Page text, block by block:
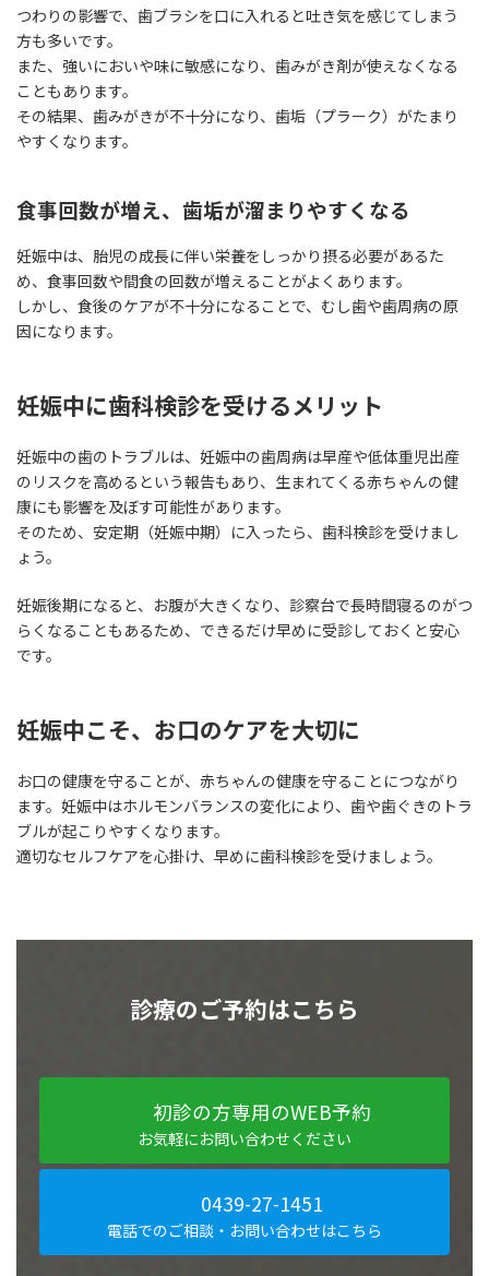
つわりの影響で、歯ブラシを口に入れると吐き気を感じてしまう
方も多いです。
また、強いにおいや味に敏感になり、歯みがき剤が使えなくなる
こともあります。
その結果、歯みがきが不十分になり、歯垢（プラーク）がたまり
やすくなります。
食事回数が増え、歯垢が溜まりやすくなる
妊娠中は、胎児の成長に伴い栄養をしっかり摂る必要があるた
め、食事回数や間食の回数が増えることがよくあります。
しかし、食後のケアが不十分になることで、むし歯や歯周病の原
因になります。
妊娠中に歯科検診を受けるメリット
妊娠中の歯のトラブルは、妊娠中の歯周病は早産や低体重児出産
のリスクを高めるという報告もあり、生まれてくる赤ちゃんの健
康にも影響を及ぼす可能性があります。
そのため、安定期（妊娠中期）に入ったら、歯科検診を受けまし
ょう。
妊娠後期になると、お腹が大きくなり、診察台で長時間寝るのがつ
らくなることもあるため、できるだけ早めに受診しておくと安心
です。
妊娠中こそ、お口のケアを大切に
お口の健康を守ることが、赤ちゃんの健康を守ることにつながり
ます。妊娠中はホルモンバランスの変化により、歯や歯ぐきのトラ
ブルが起こりやすくなります。
適切なセルフケアを心掛け、早めに歯科検診を受けましょう。
診療のご予約はこちら
初診の方専用のWEB予約
お気軽にお問い合わせください
0439-27-1451
電話でのご相談・お問い合わせはこちら